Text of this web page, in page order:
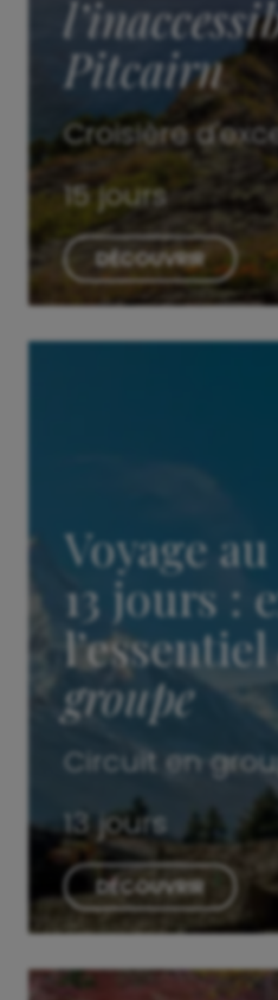
Pitcairn
Croisière
15 jours
DÉCOUVRIR
Voyage
13 jours :
l’essentiel
groupe
Circuit en
13 jours
DÉCOUVRIR